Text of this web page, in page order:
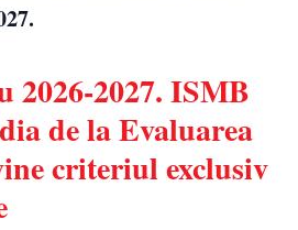
2026-2027. ISMB
de la Evaluarea
criteriul exclusiv